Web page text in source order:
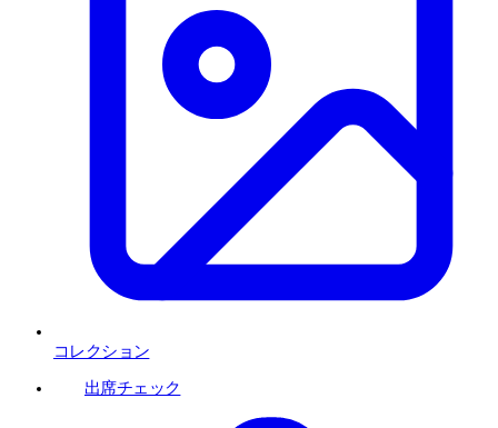
コレクション
出席チェック